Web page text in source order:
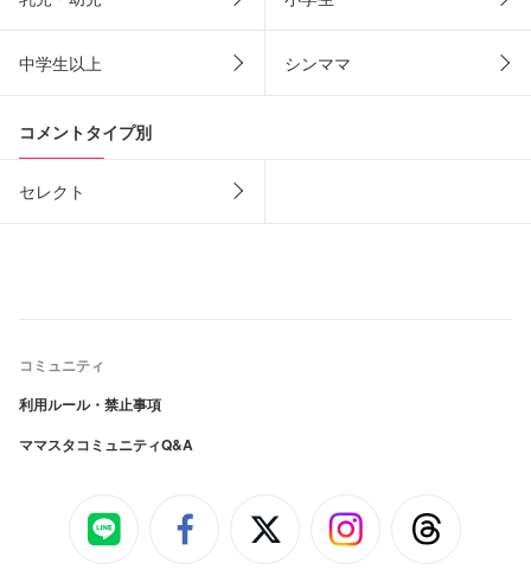
中学生以上 シンママ
コメントタイプ別
セレクト
コミュニティ
利用ルール・禁止事項
ママスタコミュニティQ&A